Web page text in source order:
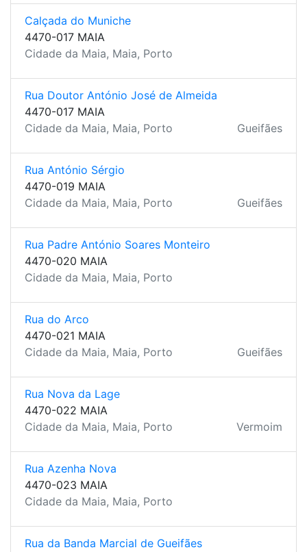
Calçada do Muniche
4470-017 MAIA
Cidade da Maia, Maia, Porto
Rua Doutor António José de Almeida
4470-017 MAIA
Cidade da Maia, Maia, Porto
Gueifães
Rua António Sérgio
4470-019 MAIA
Cidade da Maia, Maia, Porto
Gueifães
Rua Padre António Soares Monteiro
4470-020 MAIA
Cidade da Maia, Maia, Porto
Rua do Arco
4470-021 MAIA
Cidade da Maia, Maia, Porto
Gueifães
Rua Nova da Lage
4470-022 MAIA
Cidade da Maia, Maia, Porto
Vermoim
Rua Azenha Nova
4470-023 MAIA
Cidade da Maia, Maia, Porto
Rua da Banda Marcial de Gueifães